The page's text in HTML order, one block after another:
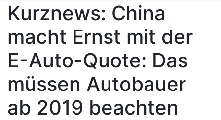
Kurznews: China
macht Ernst mit der
E-Auto-Quote: Das
müssen Autobauer
ab 2019 beachten